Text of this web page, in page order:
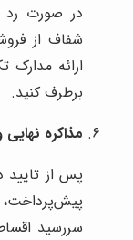
در صورت رد
شفاف از
ارائه
برطرف کنید.
مذاکره نهایی
پس از تایید
سررسید